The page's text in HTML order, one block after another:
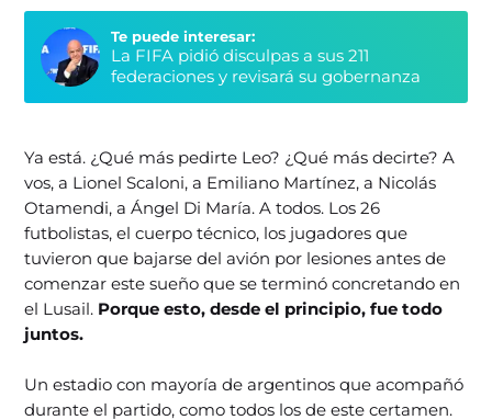
Te puede interesar:
La FIFA pidió disculpas a sus 211
federaciones y revisará su gobernanza
Ya está. ¿Qué más pedirte Leo? ¿Qué más decirte? A
vos, a Lionel Scaloni, a Emiliano Martínez, a Nicolás
Otamendi, a Ángel Di María. A todos. Los 26
futbolistas, el cuerpo técnico, los jugadores que
tuvieron que bajarse del avión por lesiones antes de
comenzar este sueño que se terminó concretando en
el Lusail. Porque esto, desde el principio, fue todo
juntos.
Un estadio con mayoría de argentinos que acompañó
durante el partido, como todos los de este certamen.